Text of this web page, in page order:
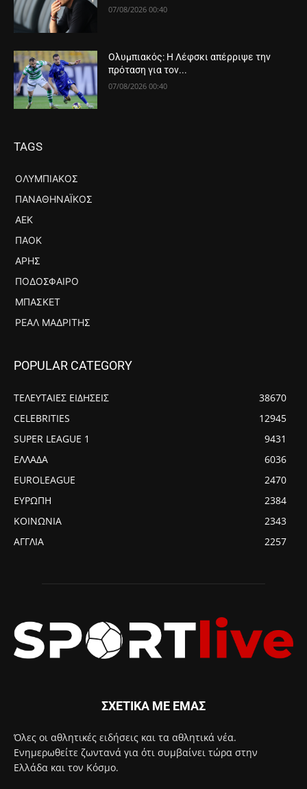
07/08/2026 00:40
Ολυμπιακός: Η Λέφσκι απέρριψε την
πρόταση για τον...
07/08/2026 00:40
TAGS
ΟΛΥΜΠΙΑΚΌΣ
ΠΑΝΑΘΗΝΑΪΚΌΣ
ΑΕΚ
ΠΑΟΚ
ΆΡΗΣ
ΠΟΔΌΣΦΑΙΡΟ
ΜΠΆΣΚΕΤ
ΡΕΆΛ ΜΑΔΡΊΤΗΣ
POPULAR CATEGORY
ΤΕΛΕΥΤΑΙΕΣ ΕΙΔΗΣΕΙΣ
38670
CELEBRITIES
12945
SUPER LEAGUE 1
9431
ΕΛΛΑΔΑ
6036
EUROLEAGUE
2470
ΕΥΡΩΠΗ
2384
ΚΟΙΝΩΝΙΑ
2343
ΑΓΓΛΙΑ
2257
ΣΧΕΤΙΚΑ ΜΕ ΕΜΑΣ
Όλες οι αθλητικές ειδήσεις και τα αθλητικά νέα.
Ενημερωθείτε ζωντανά για ότι συμβαίνει τώρα στην
Ελλάδα και τον Κόσμο.